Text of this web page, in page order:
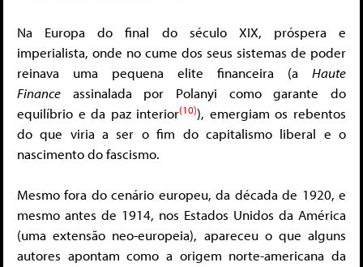
Na Europa do final do século XIX, próspera e
imperialista, onde no cume dos seus sistemas de poder
reinava uma pequena elite financeira (a Haute
Finance assinalada por Polanyi como garante do
equilíbrio e da paz interior(10)), emergiam os rebentos
do que viria a ser o fim do capitalismo liberal e o
nascimento do fascismo.
Mesmo fora do cenário europeu, da década de 1920, e
mesmo antes de 1914, nos Estados Unidos da América
(uma extensão neo-europeia), apareceu o que alguns
autores apontam como a origem norte-americana da